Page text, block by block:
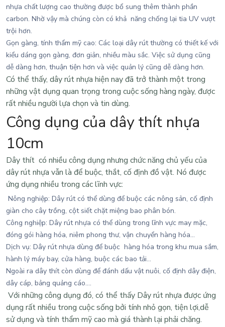
nhựa chất lượng cao thường được bổ sung thêm thành phần
carbon. Nhờ vậy mà chúng còn có khả năng chống lại tia UV vượt
trội hơn.
Gọn gàng, tính thẩm mỹ cao: Các loại dây rút thường có thiết kế với
kiểu dáng gọn gàng, đơn giản, nhiều màu sắc. Việc sử dụng cũng
dễ dàng hơn, thuận tiện hơn và việc quản lý cũng dễ dàng hơn.
Có thể thấy, dây rút nhựa hiện nay đã trở thành một trong
những vật dụng quan trọng trong cuộc sống hàng ngày, được
rất nhiều người lựa chọn và tin dùng.
Công dụng của dây thít nhựa
10cm
Dây thít có nhiều công dụng nhưng chức năng chủ yếu của
dây rút nhựa vẫn là để buộc, thắt, cố định đồ vật. Nó được
ứng dụng nhiều trong các lĩnh vực:
Nông nghiệp: Dây rút có thể dùng để buộc các nông sản, cố định
giàn cho cây trồng, cột siết chặt miệng bao phân bón.
Công nghiệp: Dây rút nhựa có thể dùng trong lĩnh vực may mặc,
đóng gói hàng hóa, niêm phong thư, vận chuyển hàng hóa...
Dịch vụ: Dây rút nhựa dùng để buộc hàng hóa trong khu mua sắm,
hành lý máy bay, cửa hàng, buộc các bao tải…
Ngoài ra dây thít còn dùng để đánh dấu vật nuôi, cố định dây điện,
dây cáp, bảng quảng cáo....
Với những công dụng đó, có thể thấy Dây rút nhựa được ứng
dụng rất nhiều trong cuộc sống bởi tính nhỏ gọn, tiện lợi,dễ
sử dụng và tính thẩm mỹ cao mà giá thành lại phải chăng.